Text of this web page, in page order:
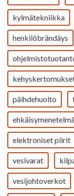
kylmätekniikka
henkilöbrändäys
päihdehuolto
elektroniset piirit
vesivarat
vesijohtoverkot